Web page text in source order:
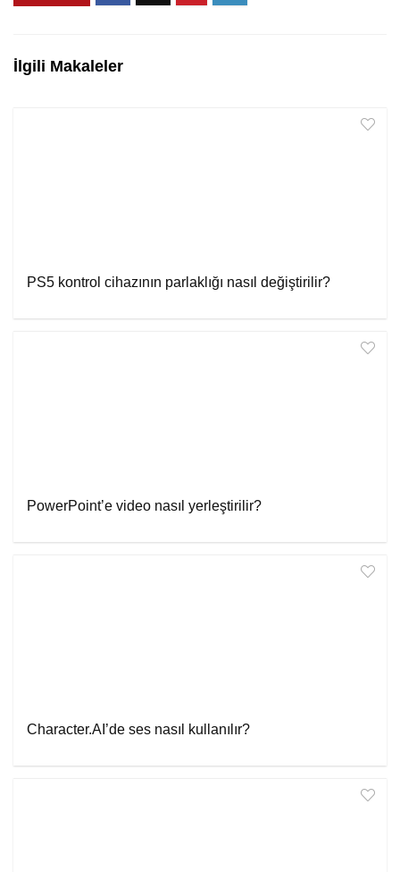
İlgili Makaleler
PS5 kontrol cihazının parlaklığı nasıl değiştirilir?
PowerPoint’e video nasıl yerleştirilir?
Character.AI’de ses nasıl kullanılır?